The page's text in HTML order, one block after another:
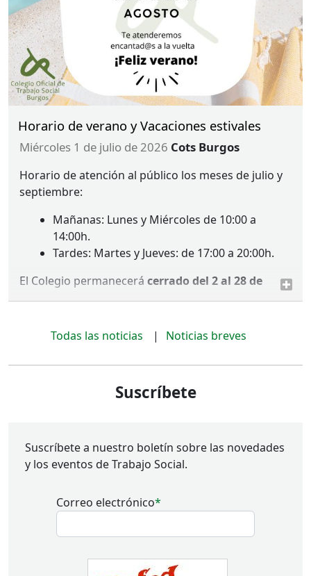
Horario de verano y Vacaciones estivales
miércoles 1 de julio de 2026 Cots Burgos
Horario de atención al público los meses de julio y
septiembre:
Mañanas: Lunes y Miércoles de 10:00 a
14:00h.
Tardes: Martes y Jueves: de 17:00 a 20:00h.
El Colegio permanecerá cerrado del 2 al 28 de
agostopor vacaciones.
Todas las noticias Noticias breves
Suscríbete
Suscríbete a nuestro boletín sobre las novedades
y los eventos de Trabajo Social.
Correo electrónico